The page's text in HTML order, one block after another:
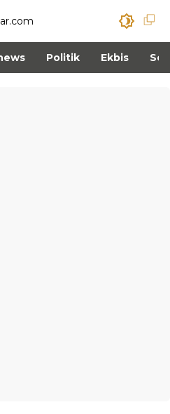
Politik Ekbis